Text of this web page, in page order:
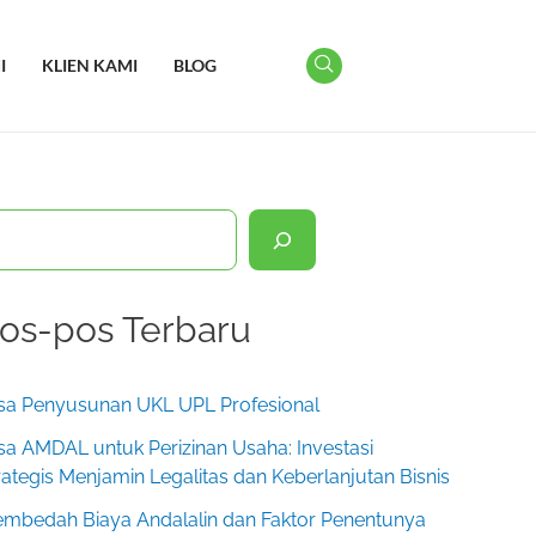
KLIEN KAMI BLOG
pos Terbaru
Penyusunan UKL UPL Profesional
AMDAL untuk Perizinan Usaha: Investasi
Menjamin Legalitas dan Keberlanjutan Bisnis
Biaya Andalalin dan Faktor Penentunya